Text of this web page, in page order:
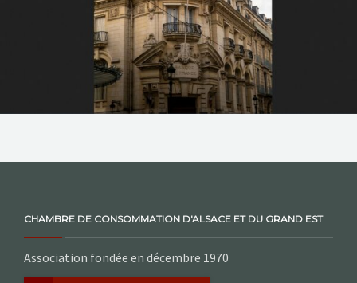
CHAMBRE DE CONSOMMATION D'ALSACE ET DU GRAND EST
Association fondée en décembre 1970